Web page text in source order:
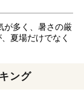
が多く、暑さの厳
夏場だけでなく
ング